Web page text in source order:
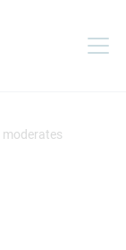
moderates